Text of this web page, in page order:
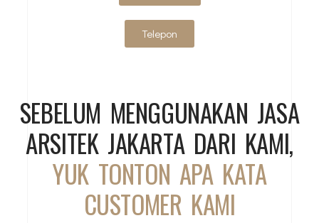
Telepon
SEBELUM MENGGUNAKAN JASA
ARSITEK JAKARTA DARI KAMI,
YUK TONTON APA KATA
CUSTOMER KAMI